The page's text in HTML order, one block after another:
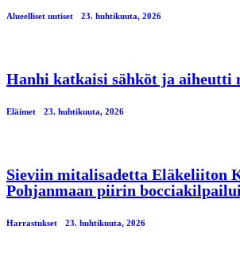
Alueelliset uutiset 23. huhtikuuta, 2026
Hanhi katkaisi sähköt ja aiheutti
Eläimet 23. huhtikuuta, 2026
Sieviin mitalisadetta Eläkeliiton
Pohjanmaan piirin
Harrastukset 23. huhtikuuta, 2026